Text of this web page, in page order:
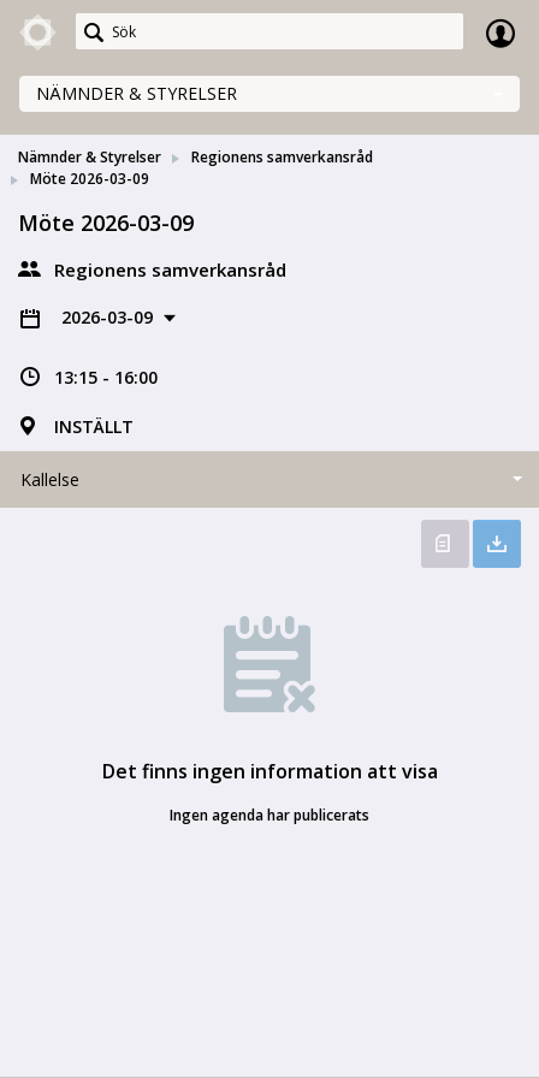
Meetings+
NÄMNDER & STYRELSER
Nämnder & Styrelser
Regionens samverkansråd
Möte 2026-03-09
Möte 2026-03-09
Regionens samverkansråd
2026-03-09
13:15 - 16:00
INSTÄLLT
Kallelse
Det finns ingen information att visa
Ingen agenda har publicerats